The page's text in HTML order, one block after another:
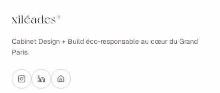
xiléades ®
Cabinet Design + Build éco-responsable au cœur du Grand
Paris.